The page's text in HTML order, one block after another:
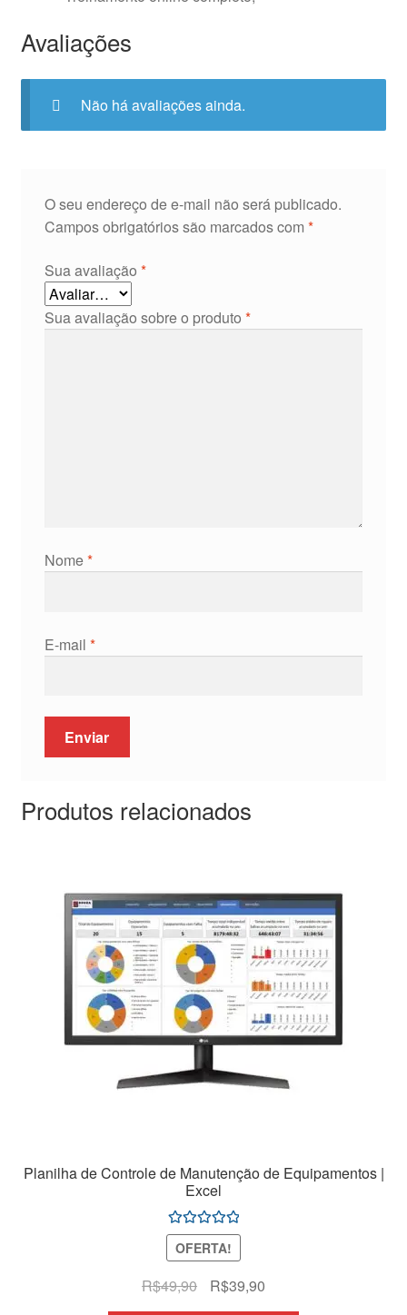
Avaliações
Não há avaliações ainda.
O seu endereço de e-mail não será publicado.
Campos obrigatórios são marcados com *
Sua avaliação *
Sua avaliação sobre o produto *
Nome*
E-mail *
Produtos relacionados
Planilha de Controle de Manutenção de Equipamentos |
Excel
Avaliação
5.00de 5
OFERTA!
R$49,90
O
preço
R$39,90O
preço